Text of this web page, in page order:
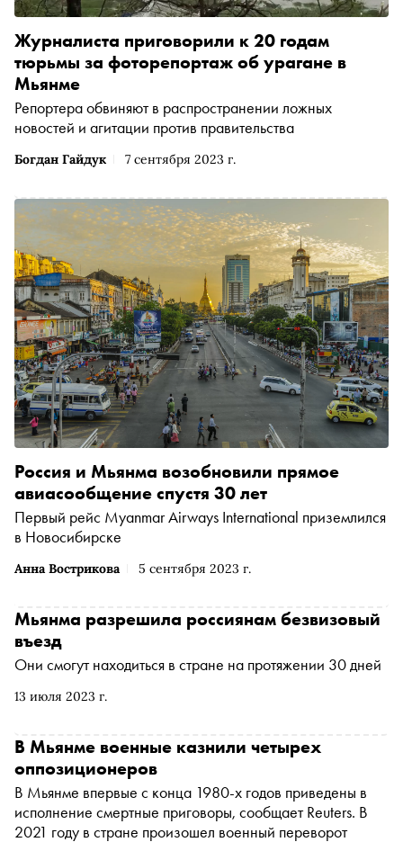
Богдан Гайдук 7 сентября 2023 г.
Журналиста приговорили к 20 годам
тюрьмы за фоторепортаж об урагане в
Мьянме
Репортера обвиняют в распространении ложных
новостей и агитации против правительства
Анна Вострикова 5 сентября 2023 г.
Россия и Мьянма возобновили прямое
авиасообщение спустя 30 лет
Первый рейс Myanmar Airways International приземлился
в Новосибирске
13 июля 2023 г.
Мьянма разрешила россиянам безвизовый
въезд
Они смогут находиться в стране на протяжении 30 дней
В Мьянме военные казнили четырех
оппозиционеров
В Мьянме впервые с конца 1980-х годов приведены в
исполнение смертные приговоры, сообщает Reuters. В
2021 году в стране произошел военный переворот